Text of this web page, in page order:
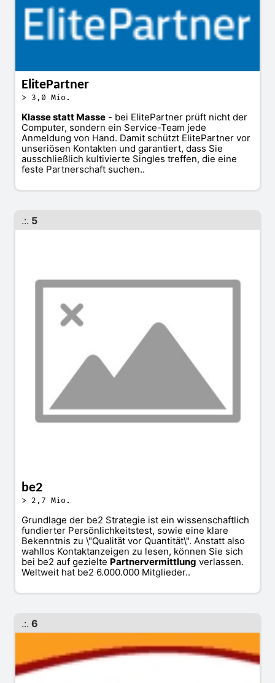
ElitePartner
> 3,0 Mio.
Klasse statt Masse - bei ElitePartner prüft nicht der
Computer, sondern ein Service-Team jede
Anmeldung von Hand. Damit schützt ElitePartner vor
unseriösen Kontakten und garantiert, dass Sie
ausschließlich kultivierte Singles treffen, die eine
feste Partnerschaft suchen..
.:. 5
be2
> 2,7 Mio.
Grundlage der be2 Strategie ist ein wissenschaftlich
fundierter Persönlichkeitstest, sowie eine klare
Bekenntnis zu \"Qualität vor Quantität\". Anstatt also
wahllos Kontaktanzeigen zu lesen, können Sie sich
bei be2 auf gezielte Partnervermittlung verlassen.
Weltweit hat be2 6.000.000 Mitglieder..
.:. 6